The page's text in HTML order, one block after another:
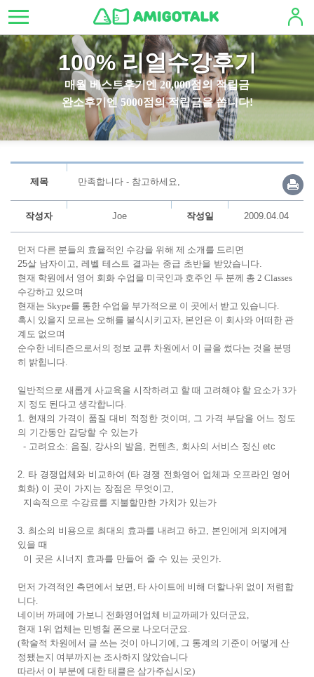
100% 리얼수강후기
매월 베스트후기엔 20,000점의 적립금
완소후기엔 5000점의 적립금을 쏩니다!
제목 만족합니다 - 참고하세요,
작성자 Joe 작성일 2009.04.04
먼저 다른 분들의 효율적인 수강을 위해 제 소개를 드리면
25살 남자이고, 레벨 테스트 결과는 중급 초반을 받았습니다.
현재 학원에서 영어 회화 수업을 미국인과 호주인 두 분께 총 2 Classes
수강하고 있으며
현재는 Skype를 통한 수업을 부가적으로 이 곳에서 받고 있습니다.
혹시 있을지 모르는 오해를 불식시키고자, 본인은 이 회사와 어떠한 관
계도 없으며
순수한 네티즌으로서의 정보 교류 차원에서 이 글을 썼다는 것을 분명
히 밝힙니다.
일반적으로 새롭게 사교육을 시작하려고 할 때 고려해야 할 요소가 3가
지 정도 된다고 생각합니다.
1. 현재의 가격이 품질 대비 적정한 것이며, 그 가격 부담을 어느 정도
의 기간동안 감당할 수 있는가
- 고려요소: 음질, 강사의 발음, 컨텐츠, 회사의 서비스 정신 etc
2. 타 경쟁업체와 비교하여 (타 경쟁 전화영어 업체과 오프라인 영어
회화) 이 곳이 가지는 장점은 무엇이고,
지속적으로 수강료를 지불할만한 가치가 있는가
3. 최소의 비용으로 최대의 효과를 내려고 하고, 본인에게 의지에게
있을 때
이 곳은 시너지 효과를 만들어 줄 수 있는 곳인가.
먼저 가격적인 측면에서 보면, 타 사이트에 비해 더할나위 없이 저렴합
니다.
네이버 까페에 가보니 전화영어업체 비교까페가 있더군요,
현재 1위 업체는 민병철 폰으로 나오더군요.
(학술적 차원에서 글 쓰는 것이 아니기에, 그 통계의 기준이 어떻게 산
정됐는지 여부까지는 조사하지 않았습니다
따라서 이 부분에 대한 태클은 삼가주십시오)